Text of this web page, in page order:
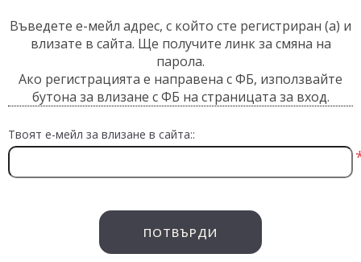
PICK N DAZZLE
ЕВРОПА
Въведете е-мейл адрес, с който сте регистриран (а) и
влизате в сайта. Ще получите линк за смяна на
парола.
Ако регистрацията е направена с ФБ, използвайте
бутона за влизане с ФБ на страницата за вход.
Твоят е-мейл за влизане в сайта::
ПОТВЪРДИ